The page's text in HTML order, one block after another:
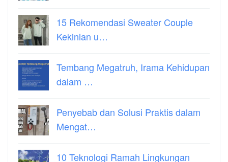
15 Rekomendasi Sweater Couple
Kekinian u…
Tembang Megatruh, Irama Kehidupan
dalam …
Penyebab dan Solusi Praktis dalam
Mengat…
10 Teknologi Ramah Lingkungan